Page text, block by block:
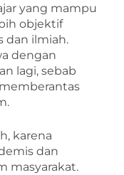
yang mampu
objektif
dan ilmiah.
dengan
lagi, sebab
karena
dan
masyarakat.